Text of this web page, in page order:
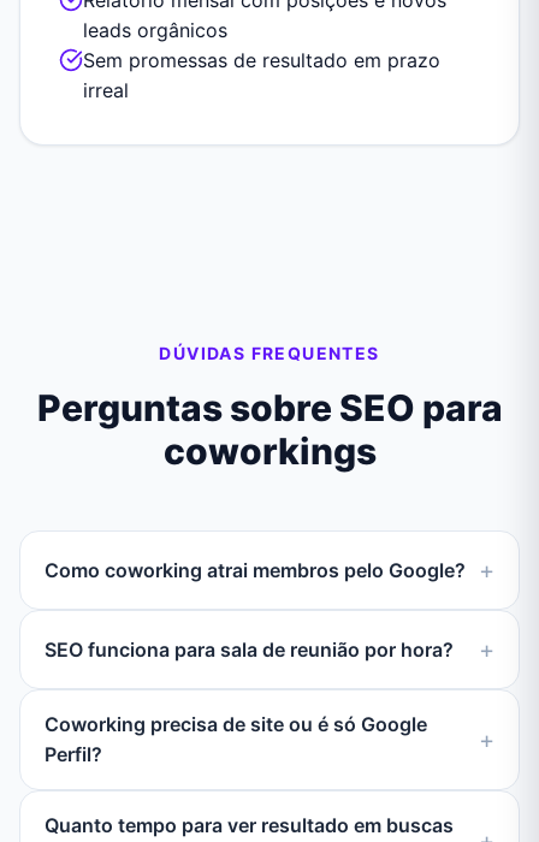
leads orgânicos
Sem promessas de resultado em prazo
irreal
DÚVIDAS FREQUENTES
Perguntas sobre SEO para
coworkings
Como coworking atrai membros pelo Google?
SEO funciona para sala de reunião por hora?
Coworking precisa de site ou é só Google
Perfil?
Quanto tempo para ver resultado em buscas